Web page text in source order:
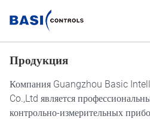
Продукция
Компания Guangzhou Basic
Co.,Ltd является
контрольно-измерительных